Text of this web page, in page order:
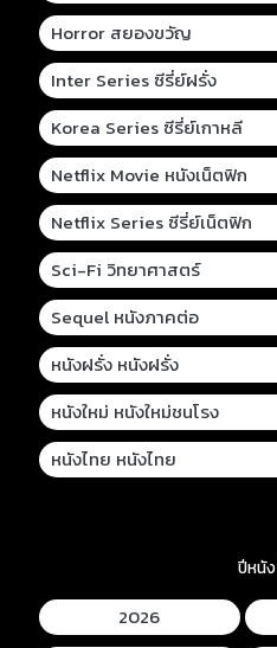
Horror สยองขวัญ
Inter Series ซีรี่ย์ฝรั่ง
Korea Series ซีรี่ย์เกาหลี
Netflix Movie หนังเน็ตฟิก
Netflix Series ซีรี่ย์เน็ตฟิก
Sci-Fi วิทยาศาสตร์
Sequel หนังภาคต่อ
หนังฝรั่ง หนังฝรั่ง
หนังใหม่ หนังใหม่ชนโรง
หนังไทย หนังไทย
ปีหนัง
2026